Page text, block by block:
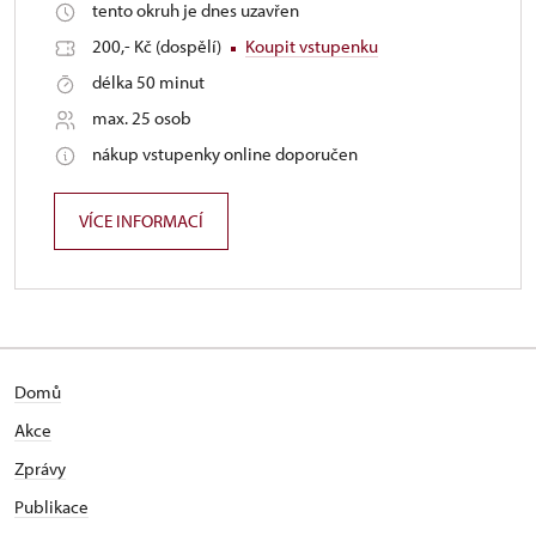
tento okruh je dnes uzavřen
200,- Kč (dospělí)
Koupit vstupenku
délka 50 minut
max. 25 osob
nákup vstupenky online doporučen
VÍCE INFORMACÍ
Domů
Akce
Zprávy
Publikace